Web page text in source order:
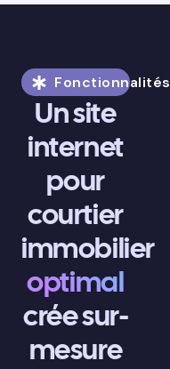
Fonctionnalités
Un site
internet
pour
courtier
immobilier
optimal
crée sur-
mesure